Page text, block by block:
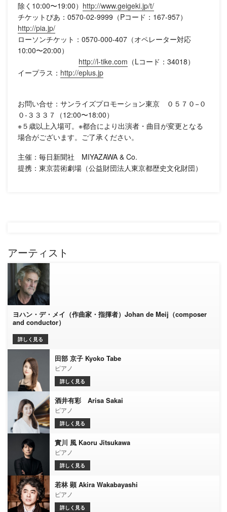
除く10:00〜19:00） http://www.geigeki.jp/t/
チケットぴあ：0570-02-9999（Pコード：167-957）
http://pia.jp/
ローソンチケット：0570-000-407（オペレーター対応
10:00〜20:00）
http://l-tike.com （Lコード：34018）
イープラス： http://eplus.jp
お問い合せ：サンライズプロモーション東京 ０５７０−０
０-３３３７（12:00〜18:00）
※５歳以上入場可。※都合により出演者・曲目が変更となる
場合がございます。ご了承ください。
主催：毎日新聞社 MIYAZAWA & Co.
提携：東京芸術劇場（公益財団法人東京都歴史文化財団）
アーティスト
ヨハン・デ・メイ（作曲家・指揮者）Johan de Meij（composer
and conductor）
詳しく見る
田部 京子 Kyoko Tabe
ピアノ
詳しく見る
酒井有彩 Arisa Sakai
ピアノ
詳しく見る
實川 風 Kaoru Jitsukawa
ピアノ
詳しく見る
若林 顕 Akira Wakabayashi
ピアノ
詳しく見る